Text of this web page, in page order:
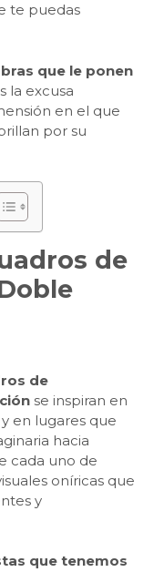
te puedas
que le ponen
la excusa
en el que
por su
de
de
se inspiran en
en lugares que
hacia
cada uno de
oníricas que
y
que tenemos